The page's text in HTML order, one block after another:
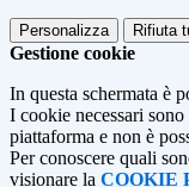
Personalizza Rifiuta
Gestione cookie
In questa schermata è
I cookie necessari
piattaforma e non è
Per conoscere quali
visionare la COOKIE